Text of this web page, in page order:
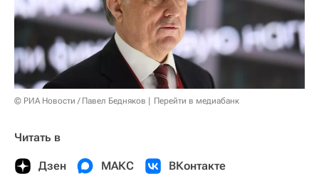
© РИА Новости / Павел Бедняков Перейти в медиабанк
Читать в
Дзен МАКС ВКонтакте